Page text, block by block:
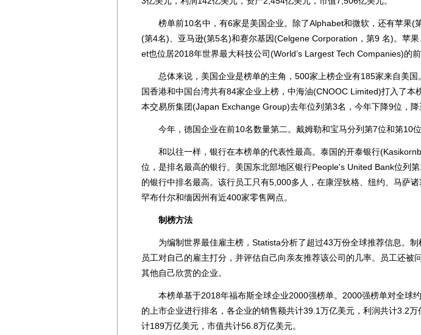
榜单前10名中，有6家是美国企业。除了Alphabet和微软，还有苹果(
(第4名)、亚马逊(第5名)和赛尔基因(Celgene Corporation，第9 名)。苹
et也位居2018年世界最大科技公司(World’s Largest Tech Companies)的前
总体来说，美国企业是榜单的主角，500家上榜企业有185家来自美国
国香港和中国台湾共有84家企业上榜，中海油(CNOOC Limited)打入了本
本交易所集团(Japan Exchange Group)去年位列第3名，今年下降9位，降
今年，德国企业在前10名数量第二。戴姆勒和宝马分列第7位和第10位
和以往一样，银行在本榜单的代表性最高。泰国的开泰银行
位，是排名最高的银行。美国东北部地区银行People's United Bank位列
的银行中排名最高。该行员工只有5,000多人，在康涅狄格、纽约、马萨
罕布什尔和缅因州有近400家零售网点。
制榜方法
为编制世界最佳雇主榜，Statista分析了超过43万份全球推荐信息。制
员工对自己的雇主打分，并评估自己向亲友推荐该公司的几率。员工还被
其他自己欣赏的企业。
本榜单基于2018年福布斯全球企业2000强榜单。2000强榜单对全球
的上市企业进行排名，各企业的销售额共计39.1万亿美元，利润共计3.2万
计189万亿美元，市值共计56.8万亿美元。